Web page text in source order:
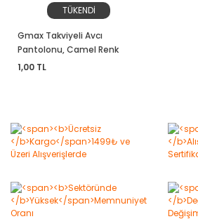
TÜKENDİ
Gmax Takviyeli Avcı
Pantolonu, Camel Renk
1,00 TL